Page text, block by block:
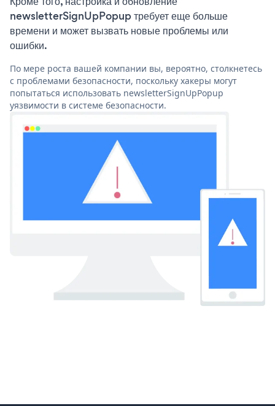
newsletterSignUpPopup требует еще больше
времени и может вызвать новые проблемы или
ошибки.
По мере роста вашей компании вы, вероятно, столкнетесь
с проблемами безопасности, поскольку хакеры могут
попытаться использовать newsletterSignUpPopup
уязвимости в системе безопасности.